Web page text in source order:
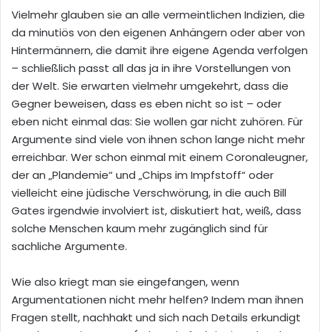
Vielmehr glauben sie an alle vermeintlichen Indizien, die
da minutiös von den eigenen Anhängern oder aber von
Hintermännern, die damit ihre eigene Agenda verfolgen
– schließlich passt all das ja in ihre Vorstellungen von
der Welt. Sie erwarten vielmehr umgekehrt, dass die
Gegner beweisen, dass es eben nicht so ist – oder
eben nicht einmal das: Sie wollen gar nicht zuhören. Für
Argumente sind viele von ihnen schon lange nicht mehr
erreichbar. Wer schon einmal mit einem Coronaleugner,
der an „Plandemie“ und „Chips im Impfstoff“ oder
vielleicht eine jüdische Verschwörung, in die auch Bill
Gates irgendwie involviert ist, diskutiert hat, weiß, dass
solche Menschen kaum mehr zugänglich sind für
sachliche Argumente.
Wie also kriegt man sie eingefangen, wenn
Argumentationen nicht mehr helfen? Indem man ihnen
Fragen stellt, nachhakt und sich nach Details erkundigt